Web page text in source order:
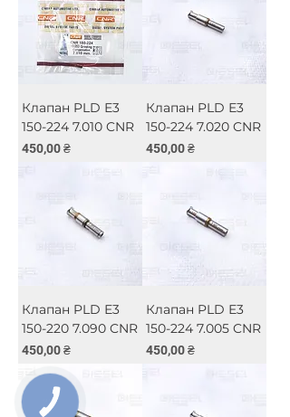
Клапан PLD Е3
150-224 7.010 CNR
Ціна
450,00 ₴
Клапан PLD Е3
150-224 7.020 CNR
Ціна
450,00 ₴
Клапан PLD Е3
150-220 7.090 CNR
Ціна
450,00 ₴
Клапан PLD Е3
150-224 7.005 CNR
Ціна
450,00 ₴
КНОПКА
ЗВ'ЯЗКУ